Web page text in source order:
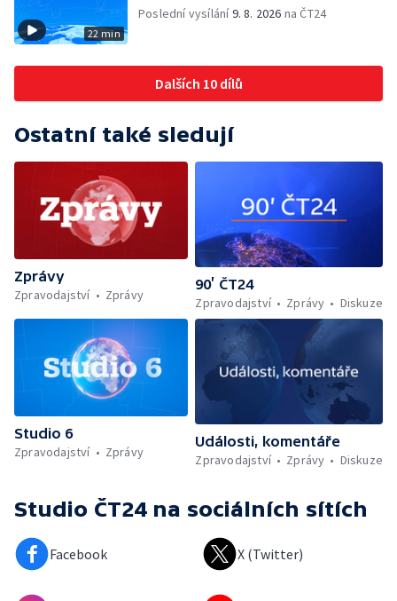
22 min
Poslední vysílání9. 8. 2026 na ČT24
Dalších 10 dílů
Ostatní také sledují
Zprávy
Zpravodajství
Zprávy
90’ ČT24
Zpravodajství
Zprávy Diskuze
Studio 6
Zpravodajství
Zprávy
Události, komentáře
Zpravodajství
Zprávy Diskuze
Studio ČT24 na sociálních sítích
Facebook X (Twitter)